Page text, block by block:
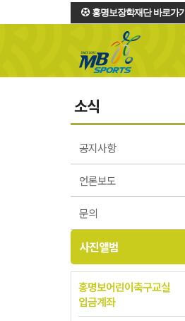
홍명보장학재단 바로가기
소식
공지사항
언론보도
문의
사진앨범
홍명보어린이축구교실
입금계좌